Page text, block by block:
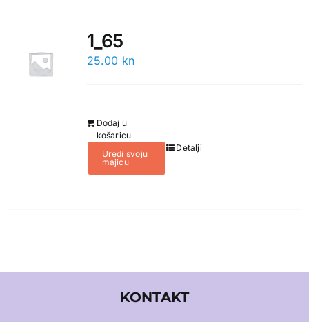
1_65
25.00 kn
Dodaj u
košaricu
Uredi svoju
majicu
Detalji
KONTAKT